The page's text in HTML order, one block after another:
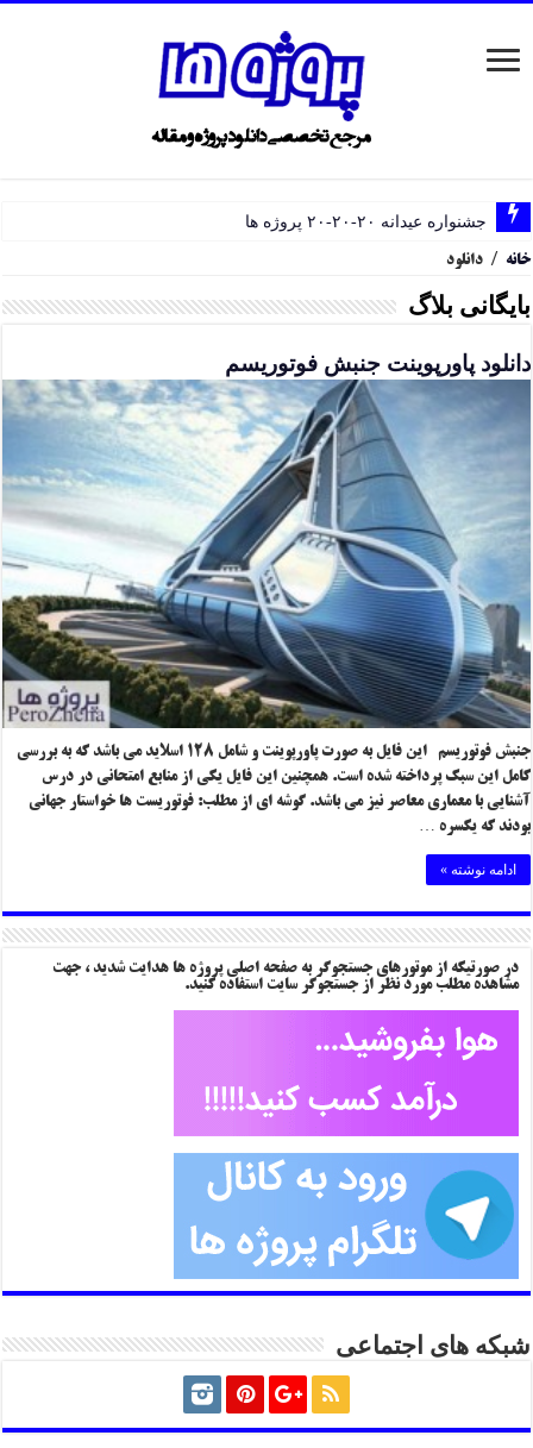
جشنواره عیدانه ۲۰-۲۰-۲۰ پروژه ها
خانه / دانلود
بایگانی بلاگ
دانلود پاورپوینت جنبش فوتوریسم
جنبش فوتوریسم این فایل به صورت پاورپوینت و شامل ۱۲۸ اسلاید می باشد که به بررسی
کامل این سبک پرداخته شده است. همچنین این فایل یکی از منابع امتحانی در درس
آشنایی با معماری معاصر نیز می باشد. گوشه ای از مطلب: فوتوریست ها خواستار جهانی
بودند که یکسره …
ادامه نوشته »
در صورتیکه از موتورهای جستجوگر به صفحه اصلی پروژه ها هدایت شدید ، جهت
مشاهده مطلب مورد نظر از جستجوگر سایت استفاده کنید.
شبکه های اجتماعی